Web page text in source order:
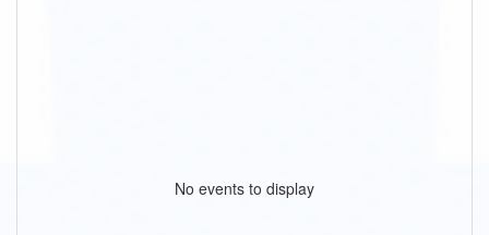
No events to display